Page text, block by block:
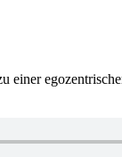
einer